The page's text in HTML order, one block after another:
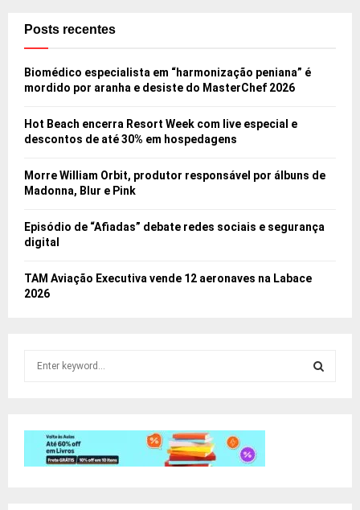
Posts recentes
Biomédico especialista em “harmonização peniana” é
mordido por aranha e desiste do MasterChef 2026
Hot Beach encerra Resort Week com live especial e
descontos de até 30% em hospedagens
Morre William Orbit, produtor responsável por álbuns de
Madonna, Blur e Pink
Episódio de “Afiadas” debate redes sociais e segurança
digital
TAM Aviação Executiva vende 12 aeronaves na Labace
2026